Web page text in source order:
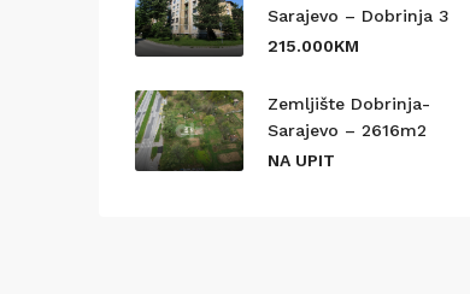
Sarajevo – Dobrinja 3
215.000KM
Zemljište Dobrinja-
Sarajevo – 2616m2
NA UPIT